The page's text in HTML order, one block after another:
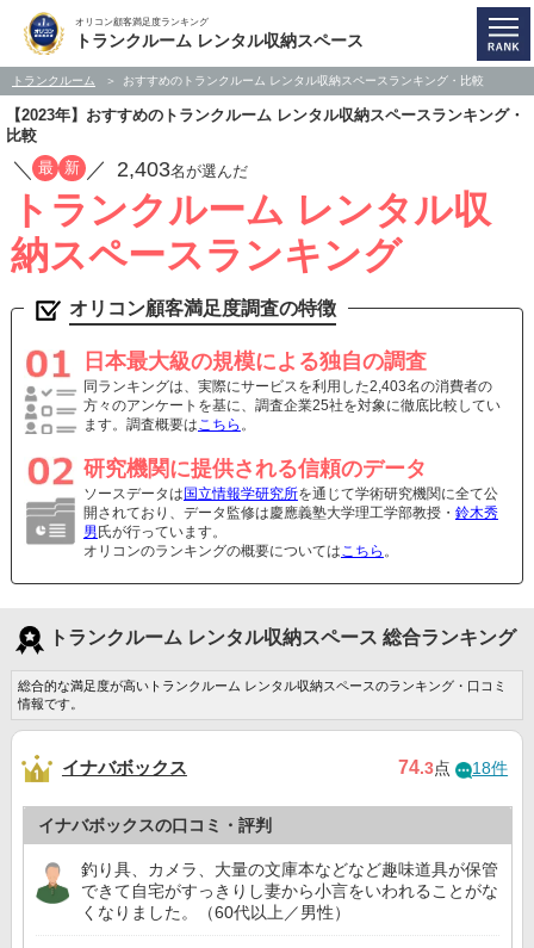
オリコン顧客満足度ランキング
トランクルーム レンタル収納スペース
トランクルーム おすすめのトランクルーム レンタル収納スペースランキング・比較
【2023年】おすすめのトランクルーム レンタル収納スペースランキング・
比較
／ 最 新 ／ 2,403名が選んだ
トランクルーム レンタル収
納スペースランキング
オリコン顧客満足度調査の特徴
日本最大級の規模による独自の調査
同ランキングは、実際にサービスを利用した2,403名の消費者の
方々のアンケートを基に、調査企業25社を対象に徹底比較してい
ます。調査概要はこちら 。
研究機関に提供される信頼のデータ
ソースデータは 国立情報学研究所を通じて学術研究機関に全て公
開されており、データ監修は慶應義塾大学理工学部教授・ 鈴木秀
男 氏が行っています。
オリコンのランキングの概要についてはこちら 。
トランクルーム レンタル収納スペース 総合ランキング
総合的な満足度が高いトランクルーム レンタル収納スペースのランキング・口コミ
情報です。
イナバボックス 74.3点 18件
イナバボックスの口コミ・評判
釣り具、カメラ、大量の文庫本などなど趣味道具が保管
できて自宅がすっきりし妻から小言をいわれることがな
くなりました。（60代以上／男性）